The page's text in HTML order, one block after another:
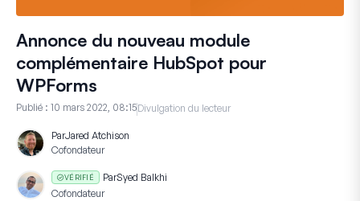
Annonce du nouveau module
complémentaire HubSpot pour
WPForms
Publié : 10 mars 2022, 08:15Divulgation du lecteur
ParJared Atchison
Cofondateur
VÉRIFIÉ ParSyed Balkhi
Cofondateur